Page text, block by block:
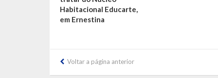
Habitacional Educarte,
em Ernestina
Voltar a página anterior